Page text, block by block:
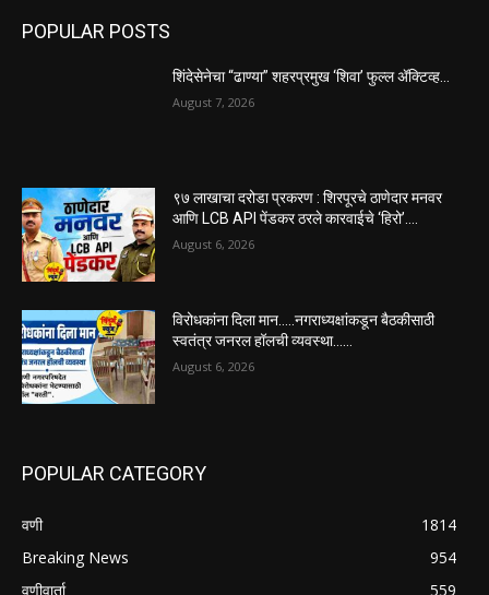
POPULAR POSTS
शिंदेसेनेचा “ढाण्या” शहरप्रमुख ‘शिवा’ फुल्ल ॲक्टिव्ह…
August 7, 2026
९७ लाखाचा दरोडा प्रकरण : शिरपूरचे ठाणेदार मनवर
आणि LCB API पेंडकर ठरले कारवाईचे ‘हिरो’….
August 6, 2026
विरोधकांना दिला मान…..नगराध्यक्षांकडून बैठकीसाठी
स्वतंत्र जनरल हॉलची व्यवस्था……
August 6, 2026
POPULAR CATEGORY
वणी
1814
Breaking News
954
वणीवार्ता
559